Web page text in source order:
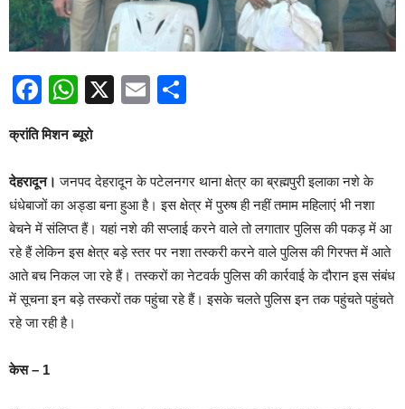
Facebook
WhatsApp
X Email
क्रांति मिशन ब्यूरो
देहरादून।जनपद देहरादून के पटेलनगर थाना क्षेत्र का ब्रह्मपुरी इलाका नशे के
धंधेबाजों का अड्डा बना हुआ है। इस क्षेत्र में पुरुष ही नहीं तमाम महिलाएं भी नशा
बेचने में संलिप्त हैं। यहां नशे की सप्लाई करने वाले तो लगातार पुलिस की पकड़ में आ
रहे हैं लेकिन इस क्षेत्र बड़े स्तर पर नशा तस्करी करने वाले पुलिस की गिरफ्त में आते
आते बच निकल जा रहे हैं। तस्करों का नेटवर्क पुलिस की कार्रवाई के दौरान इस संबंध
में सूचना इन बड़े तस्करों तक पहुंचा रहे हैं। इसके चलते पुलिस इन तक पहुंचते पहुंचते
रहे जा रही है।
केस – 1